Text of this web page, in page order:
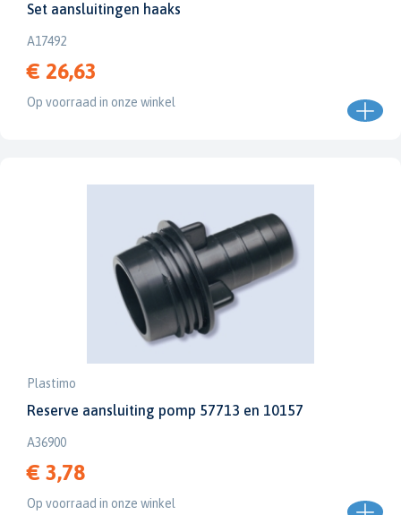
Set aansluitingen haaks
A17492
€ 26,63
Op voorraad in onze winkel
Plastimo
Reserve aansluiting pomp 57713 en 10157
A36900
€ 3,78
Op voorraad in onze winkel